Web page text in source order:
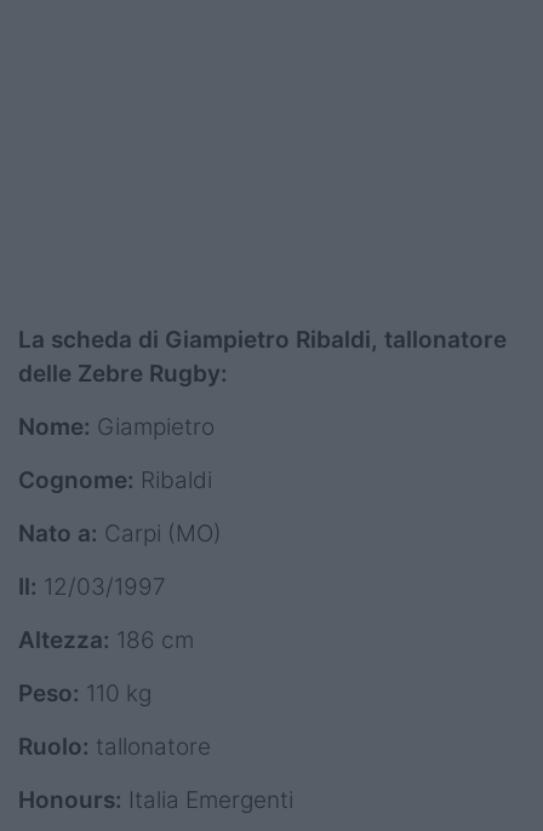
La scheda di Giampietro Ribaldi, tallonatore
delle Zebre Rugby:
Nome: Giampietro
Cognome: Ribaldi
Nato a: Carpi (MO)
Il: 12/03/1997
Altezza: 186 cm
Peso: 110 kg
Ruolo: tallonatore
Honours: Italia Emergenti